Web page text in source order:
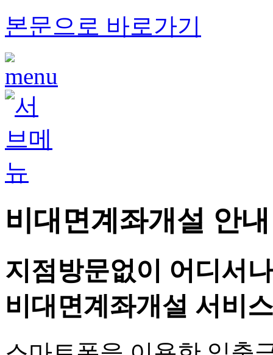
본문으로 바로가기
비대면계좌개설 안내
지점방문없이 어디서
비대면계좌개설 서비스